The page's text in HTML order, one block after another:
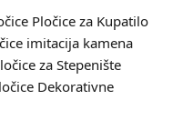
Pločice za Kupatilo
imitacija kamena
za Stepenište
Dekorativne